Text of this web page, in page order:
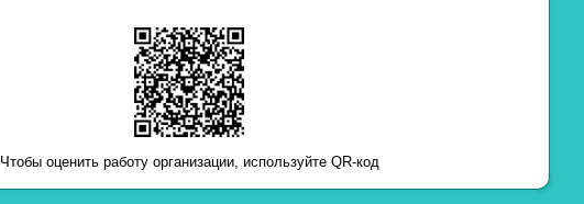
Чтобы оценить работу организации, используйте QR-код